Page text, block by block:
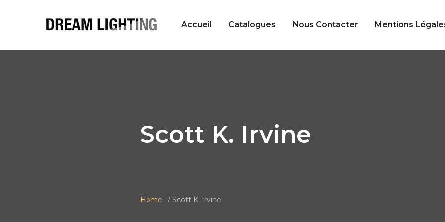
Accueil Catalogues Nous Contacter Mentions
Scott K. Irvine
Home Scott K. Irvine